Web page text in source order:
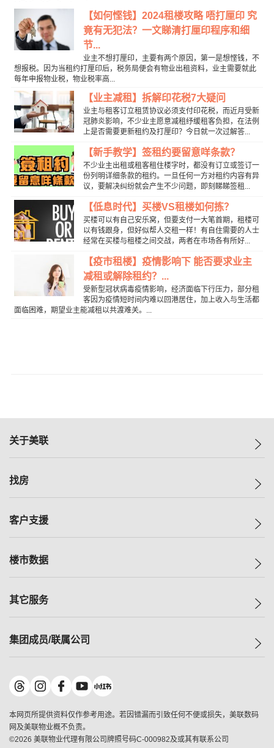
【如何悭钱】2024租楼攻略 唔打厘印 究
竟有无犯法？一文睇清打厘印程序和细
节...
业主不想打厘印，主要有两个原因，第一是想悭钱，不
想报税。因为当租约打厘印后，税务局便会有物业出租资料，业主需要就此
每年申报物业税，物业税率高...
【业主减租】拆解印花税7大疑问
业主与租客订立租赁协议必须支付印花税，而近月受新
冠肺炎影响，不少业主愿意减租纾缓租客负担，在法例
上是否需要更新租约及打厘印？今日就一次过解答...
【新手教学】签租约要留意咩条款？
不少业主出租或租客租住楼字时，都没有订立或签订一
份列明详细条款的租约。一旦任何一方对租约内容有异
议，要解决纠纷就会产生不少问题，即刻睇睇签租...
【低息时代】买楼VS租楼如何拣？
买楼可以有自己安乐窝，但要支付一大笔首期，租楼可
以有钱跟身，但好似帮人交租一样！有自住需要的人士
经常在买楼与租楼之间交战，两者在市场各有所好...
【疫市租楼】疫情影响下 能否要求业主
减租或解除租约？...
受新型冠状病毒疫情影响，经济面临下行压力，部分租
客因为疫情短时间内难以回港居住，加上收入与生活都
面临困难，期望业主能减租以共渡难关。...
关于美联
美联集团
人才招募
找房
一手新房
减价
美联豪宅
独家楼盘
租房
客户支援
自助放盘
查询热线
按揭计算机
负担能力计算机
转按计算机
缴款方式
楼市数据
指数
历史成交
小区成交排行榜
地区百科
其它服务
小区专页
美联精英会
美善会
地产经纪人管理协会
集团成员/联属公司
美联物业
鋑联控股*
美联工商铺*
美联中国
美联澳门
本网页所提供资料仅作参考用途。若因错漏而引致任何不便或损失，美联数码
网及美联物业概不负责。
©2026 美联物业代理有限公司牌照号码C-000982及或其有联系公司